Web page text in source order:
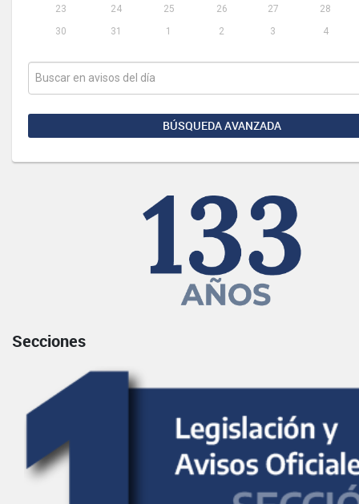
23
24 25 26 27
28
30
31 1 2 3 4
BÚSQUEDA AVANZADA
Secciones